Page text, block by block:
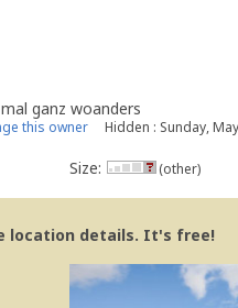
ganz woanders
this owner Hidden : Sunday,
Size: (other)
location details. It's free!